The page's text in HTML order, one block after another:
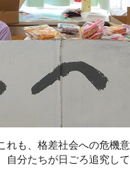
れも、格差社会への危機
分たちが日ごろ追究し